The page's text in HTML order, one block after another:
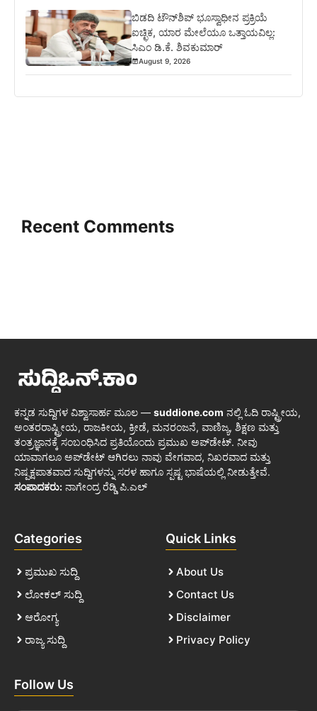
ಬಿಡದಿ ಟೌನ್‌ಶಿಪ್‌ ಭೂಸ್ವಾಧೀನ ಪ್ರಕ್ರಿಯೆ
ಐಚ್ಛಿಕ, ಯಾರ ಮೇಲೆಯೂ ಒತ್ತಾಯವಿಲ್ಲ:
ಸಿಎಂ ಡಿ.ಕೆ. ಶಿವಕುಮಾರ್
August 9, 2026
Recent Comments
ಕನ್ನಡ ಸುದ್ದಿಗಳ ವಿಶ್ವಾಸಾರ್ಹ ಮೂಲ — suddione.com ನಲ್ಲಿ ಓದಿ ರಾಷ್ಟ್ರೀಯ,
ಅಂತರರಾಷ್ಟ್ರೀಯ, ರಾಜಕೀಯ, ಕ್ರೀಡೆ, ಮನರಂಜನೆ, ವಾಣಿಜ್ಯ, ಶಿಕ್ಷಣ ಮತ್ತು
ತಂತ್ರಜ್ಞಾನಕ್ಕೆ ಸಂಬಂಧಿಸಿದ ಪ್ರತಿಯೊಂದು ಪ್ರಮುಖ ಅಪ್‌ಡೇಟ್. ನೀವು
ಯಾವಾಗಲೂ ಅಪ್‌ಡೇಟ್ ಆಗಿರಲು ನಾವು ವೇಗವಾದ, ನಿಖರವಾದ ಮತ್ತು
ನಿಷ್ಪಕ್ಷಪಾತವಾದ ಸುದ್ದಿಗಳನ್ನು ಸರಳ ಹಾಗೂ ಸ್ಪಷ್ಟ ಭಾಷೆಯಲ್ಲಿ ನೀಡುತ್ತೇವೆ.
ಸಂಪಾದಕರು: ನಾಗೇಂದ್ರ ರೆಡ್ಡಿ ಪಿ.ಎಲ್
Categories
ಪ್ರಮುಖ ಸುದ್ದಿ
ಲೋಕಲ್ ಸುದ್ದಿ
ಆರೋಗ್ಯ
ರಾಜ್ಯ ಸುದ್ದಿ
Quick Links
About Us
Contact Us
Disclaimer
Privacy Policy
Follow Us